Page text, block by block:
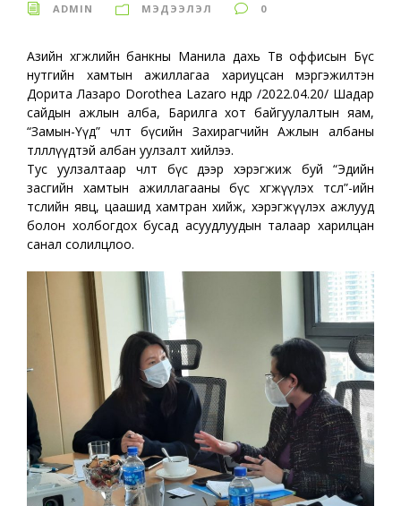
ADMIN МЭДЭЭЛЭЛ 0
Азийн хөгжлийн банкны Манила дахь Төв оффисын Бүс
нутгийн хамтын ажиллагаа хариуцсан мэргэжилтэн
Дорита Лазаро Dorothea Lazaro өнөөдөр /2022.04.20/ Шадар
сайдын ажлын алба, Барилга хот байгуулалтын яам,
“Замын-Үүд” чөлөөт бүсийн Захирагчийн Ажлын албаны
төлөөллүүдтэй албан уулзалт хийлээ.
Тус уулзалтаар чөлөөт бүс дээр хэрэгжиж буй “Эдийн
засгийн хамтын ажиллагааны бүс хөгжүүлэх төсөл”-ийн
төслийн явц, цаашид хамтран хийж, хэрэгжүүлэх ажлууд
болон холбогдох бусад асуудлуудын талаар харилцан
санал солилцлоо.